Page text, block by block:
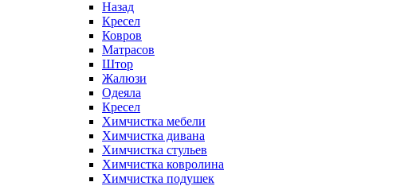
Назад
Кресел
Ковров
Матрасов
Штор
Жалюзи
Одеяла
Кресел
Химчистка мебели
Химчистка дивана
Химчистка стульев
Химчистка ковролина
Химчистка подушек